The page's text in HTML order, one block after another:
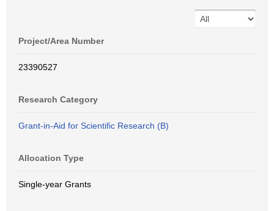
Project/Area Number
23390527
Research Category
Grant-in-Aid for Scientific Research (B)
Allocation Type
Single-year Grants